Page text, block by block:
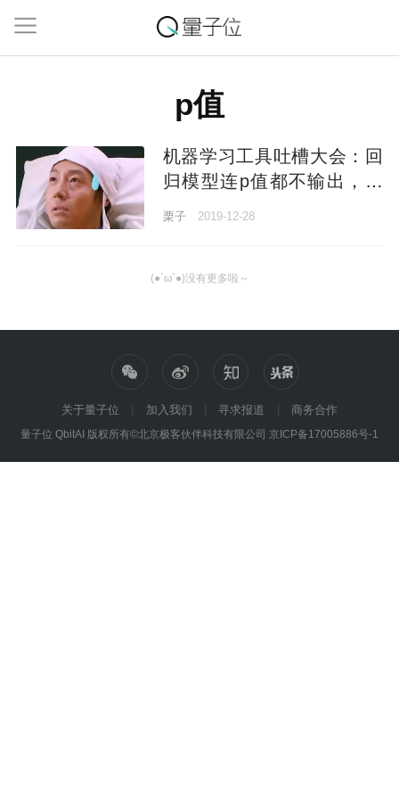
p值
机器学习工具吐槽大会：回
归模型连p值都不输出，文
档描述惨不忍睹 | 你也来吐
栗子 2019-12-28
(●`ω`●)没有更多啦～
关于量子位 加入我们 寻求报道
商务合作
量子位 QbitAI 版权所有©北京极客伙伴科技有限公司 京ICP备17005886号-1